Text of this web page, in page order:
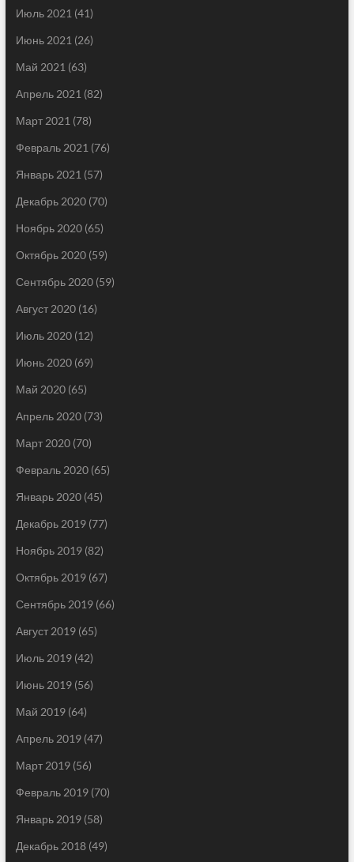
Июль 2021 (41)
Июнь 2021 (26)
Май 2021 (63)
Апрель 2021 (82)
Март 2021 (78)
Февраль 2021 (76)
Январь 2021 (57)
Декабрь 2020(70)
Ноябрь 2020(65)
Октябрь 2020(59)
Сентябрь 2020(59)
Август 2020(16)
Июль 2020(12)
Июнь 2020(69)
Май 2020(65)
Апрель 2020(73)
Март 2020(70)
Февраль 2020(65)
Январь 2020(45)
Декабрь 2019(77)
Ноябрь 2019(82)
Октябрь 2019(67)
Сентябрь 2019(66)
Август 2019(65)
Июль 2019(42)
Июнь 2019(56)
Май 2019(64)
Апрель 2019(47)
Март 2019(56)
Февраль 2019(70)
Январь 2019(58)
Декабрь 2018(49)